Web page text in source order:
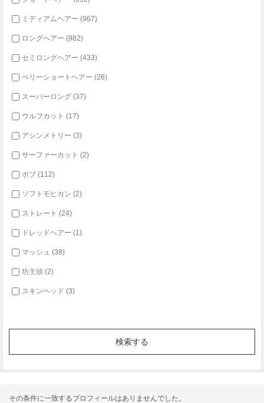
ミディアムヘアー (967)
ロングヘアー (982)
セミロングヘアー (433)
ベリーショートヘアー (26)
スーパーロング (37)
ウルフカット (17)
アシンメトリー (3)
サーファーカット (2)
ボブ (112)
ソフトモヒカン (2)
ストレート (24)
ドレッドヘアー (1)
マッシュ (38)
坊主頭 (2)
スキンヘッド (3)
その条件に一致するプロフィールはありませんでした。